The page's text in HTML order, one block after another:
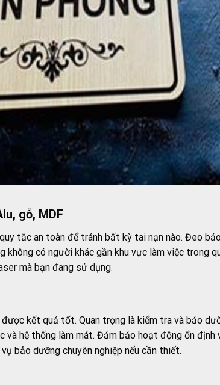
gỗ, MDF
tắc an toàn để tránh bất kỳ tai nạn nào. Đeo
có người khác gần khu vực làm việc trong
mà bạn đang sử dụng.
kết quả tốt. Quan trọng là kiểm tra và bảo
và hệ thống làm mát. Đảm bảo hoạt động ổn
bảo dưỡng chuyên nghiệp nếu cần thiết.